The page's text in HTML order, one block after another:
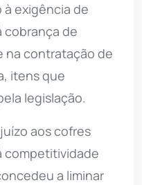
exigência de
cobrança de
na contratação de
itens que
legislação.
aos cofres
competitividade
a liminar